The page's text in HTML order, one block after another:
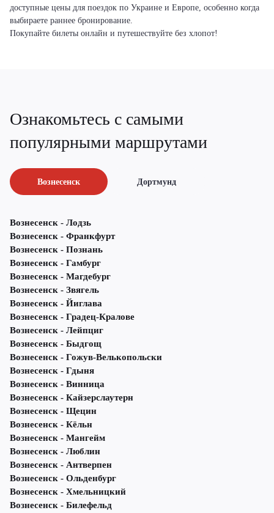
доступные цены для поездок по Украине и Европе, особенно когда
выбираете раннее бронирование.
Покупайте билеты онлайн и путешествуйте без хлопот!
Ознакомьтесь с самыми
популярными маршрутами
Вознесенск Дортмунд
Вознесенск - Лодзь
Вознесенск - Франкфурт
Вознесенск - Познань
Вознесенск - Гамбург
Вознесенск - Магдебург
Вознесенск - Звягель
Вознесенск - Йиглава
Вознесенск - Градец-Кралове
Вознесенск - Лейпциг
Вознесенск - Быдгощ
Вознесенск - Гожув-Велькопольски
Вознесенск - Гдыня
Вознесенск - Винница
Вознесенск - Кайзерслаутерн
Вознесенск - Щецин
Вознесенск - Кёльн
Вознесенск - Мангейм
Вознесенск - Люблин
Вознесенск - Антверпен
Вознесенск - Ольденбург
Вознесенск - Хмельницкий
Вознесенск - Билефельд